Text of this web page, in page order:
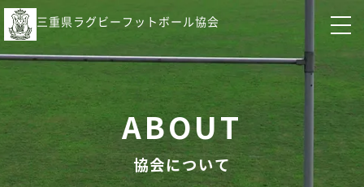
三重県ラグビーフットボール協会
ABOUT
協会について